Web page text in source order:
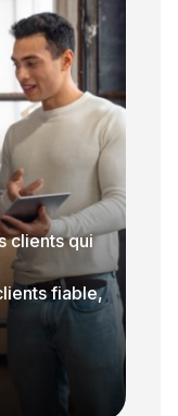
clients qui
fiable,